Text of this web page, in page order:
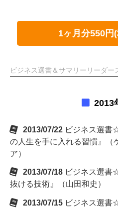
1ヶ月分550円
ビジネス選書＆サマリーリーダー
2013
2013/07/22 ビジネス選書
の人生を手に入れる習慣』（
ア）
2013/07/18 ビジネス選書
抜ける技術』（山田和史）
2013/07/15 ビジネス選書